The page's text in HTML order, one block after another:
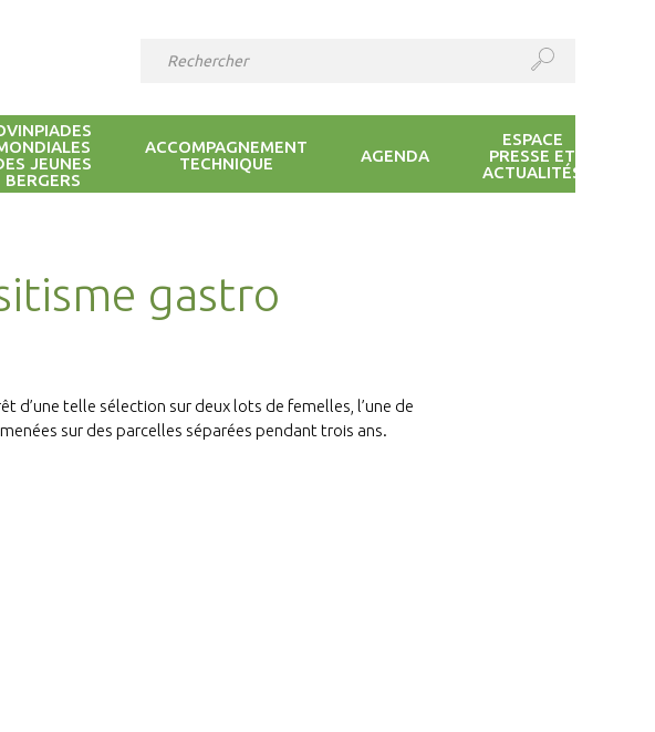
JEUNES
BERGERS
ACCOMPAGNEMENT
TECHNIQUE
AGENDA
ESPACE
PRESSE ET
ACTUALITÉS
gastro
d’une telle sélection sur deux lots de femelles, l’une de
sur des parcelles séparées pendant trois ans.